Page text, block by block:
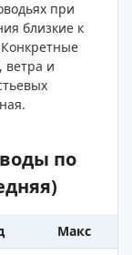
при
близкие к
ветра и
по
Макс